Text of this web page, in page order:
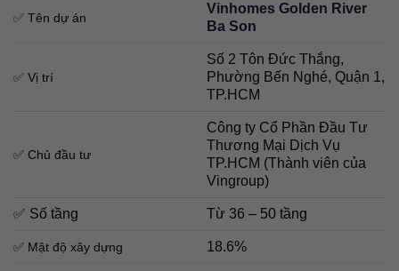
✅ Tên dự án
Vinhomes Golden River
Ba Son
✅ Vị trí
Số 2 Tôn Đức Thắng,
Phường Bến Nghé, Quận 1,
TP.HCM
✅ Chủ đầu tư
Công ty Cổ Phần Đầu Tư
Thương Mại Dịch Vụ
TP.HCM (Thành viên của
Vingroup)
✅ Số tầng Từ 36 – 50 tầng
✅ Mật độ xây dựng 18.6%